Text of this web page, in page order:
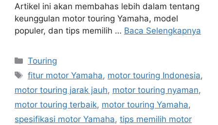
Artikel ini akan membahas lebih dalam tentang
keunggulan motor touring Yamaha, model
populer, dan tips memilih … Baca Selengkapnya
Kategori
Touring
Tag
fitur motor Yamaha, motor touring Indonesia,
motor touring jarak jauh, motor touring nyaman,
motor touring terbaik, motor touring Yamaha,
spesifikasi motor Yamaha, tips memilih motor